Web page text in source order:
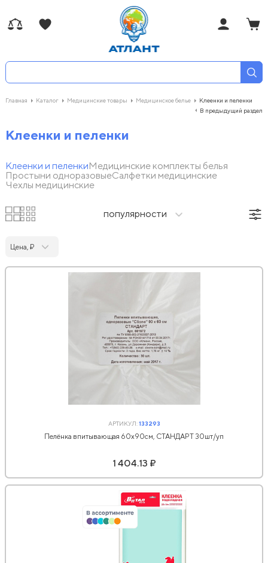
Главная Каталог Медицинские товары Медицинское белье
Клеенки и пеленки
В предыдущий раздел
Клеенки и пеленки
Клеенки и пеленкиМедицинские комплекты белья
Простыни одноразовыеСалфетки медицинские
Чехлы медицинские
популярности
Цена, ₽
АРТИКУЛ:133293
Пелёнка впитывающая 60х90см, СТАНДАРТ 30шт/уп
1 404.13 ₽